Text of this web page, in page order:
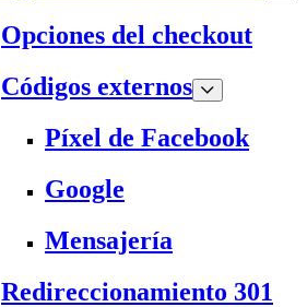
Opciones del checkout
Códigos externos
Píxel de Facebook
Google
Mensajería
Redireccionamiento 301